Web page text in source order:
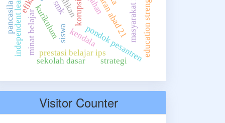
korupsi
siswa
kurikulum
pondok pesantren
smk
minat belajar prestasi belajar ips
independent learning
pancasila
kendala
strategi
sekolah dasar
Visitor Counter